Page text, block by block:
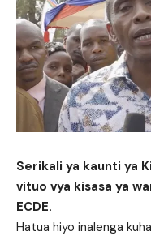
Serikali ya kaunti ya
vituo vya kisasa ya
ECDE.
Hatua hiyo inalenga